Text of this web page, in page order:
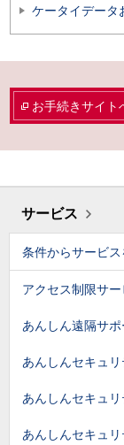
ケータイデータ
お手続きサイト
サービス
条件からサービス
アクセス制限サー
あんしん遠隔サポ
あんしんセキュリ
あんしんセキュ
あんしんセキュ